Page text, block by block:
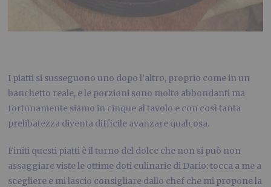
I piatti si susseguono uno dopo l’altro, proprio come in un
banchetto reale, e le porzioni sono molto abbondanti ma
fortunamente siamo in cinque al tavolo e con così tanta
prelibatezza diventa difficile avanzare qualcosa.
Finiti questi piatti è il turno del dolce che non si può non
assaggiare viste le ottime doti culinarie di Dario: tocca a me a
scegliere e mi lascio consigliare dallo chef che mi propone la